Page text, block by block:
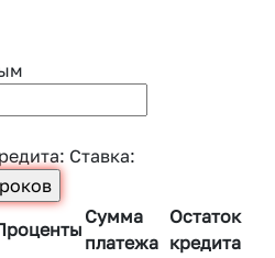
Ставка:
Сумма
платежа
Остаток
кредита